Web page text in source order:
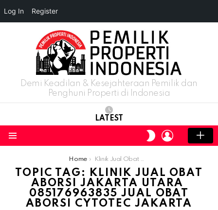
Demi Keadilan & Kesejahteraan Pemilik dan
Penghuni Properti di Indonesia
LATEST
SWITCH
SKIN
LOGIN
Home Klinik Jual Obat Aborsi Jakarta Utara ​​085176963835 Jual Obat Aborsi Cytotec Jakarta
TOPIC TAG: KLINIK JUAL OBAT
ABORSI JAKARTA UTARA ​​
085176963835 JUAL OBAT
ABORSI CYTOTEC JAKARTA
Log In Register